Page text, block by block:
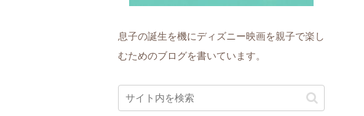
息子の誕生を機にディズニー映画を親子で楽し
むためのブログを書いています。